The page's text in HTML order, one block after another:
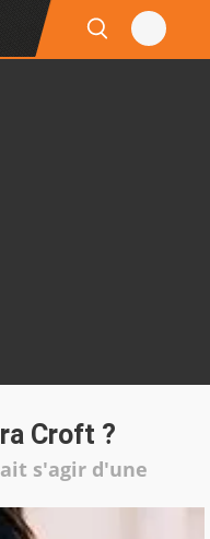
Croft ?
s'agir d'une